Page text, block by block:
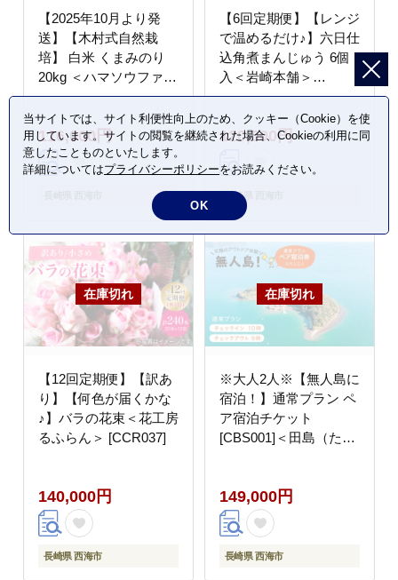
【2025年10月より発
送】【木村式自然栽
培】 白米 くまみのり
20kg ＜ハマソウファー
ム＞ [CBR014]
116,000円
【6回定期便】【レンジ
で温めるだけ♪】六日仕
込角煮まんじゅう 6個
入＜岩崎本舗＞
[CFE043]
120,000円
長崎県 西海市
【12回定期便】【訳あ
り】【何色が届くかな
♪】バラの花束＜花工房
るふらん＞ [CCR037]
140,000円
長崎県 西海市
※大人2人※【無人島に
宿泊！】通常プラン ペ
ア宿泊チケット
[CBS001]＜田島（たし
149,000円
長崎県 西海市
当サイトでは、サイト利便性向上のため、クッキー（Cookie）を使
用しています。サイトの閲覧を継続された場合、Cookieの利用に同
意したことものといたします。
詳細についてはプライバシーポリシーをお読みください。
OK